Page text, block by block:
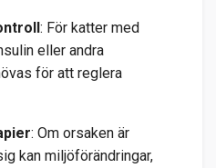
: För katter med
eller andra
för att reglera
: Om orsaken är
kan miljöförändringar,